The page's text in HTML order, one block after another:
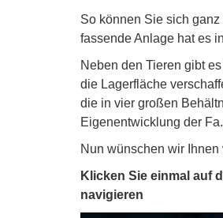
So können Sie sich
fassende Anlage hat es
Neben den Tieren gibt
die Lagerfläche
die in vier großen
Eigenentwicklung der
Nun wünschen wir
Klicken Sie einmal auf
navigieren